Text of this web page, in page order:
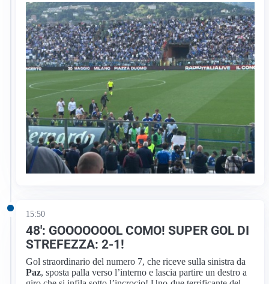
15:50
48′: GOOOOOOOL COMO! SUPER GOL DI
STREFEZZA: 2-1!
Gol straordinario del numero 7, che riceve sulla sinistra da
Paz, sposta palla verso l’interno e lascia partire un destro a